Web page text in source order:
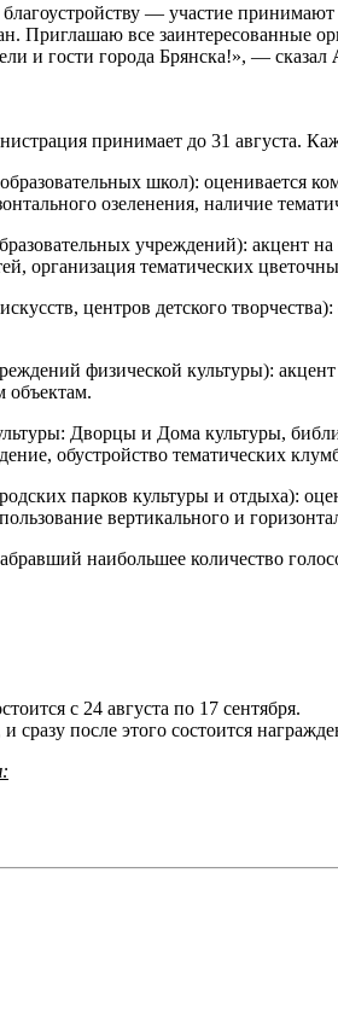
— участие
Приглашаю все
и гости города Брянска!», — сказал
принимает до 31 августа.
школ): оценивается
озеленения, наличие
учреждений): акцент
организация тематических
центров детского
физической культуры):
объектам.
Дворцы и Дома культуры,
обустройство тематических
парков культуры и отдыха):
вертикального и
наибольшее количество
с 24 августа по 17 сентября.
после этого состоится